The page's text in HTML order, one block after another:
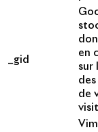
_gid
en
sur
de